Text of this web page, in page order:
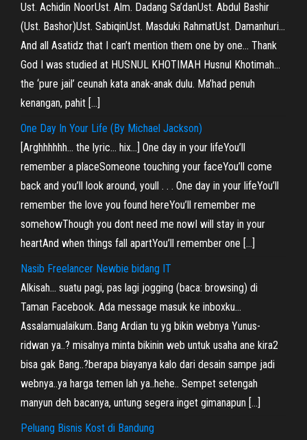
Ust. Achidin NoorUst. Alm. Dadang Sa’danUst. Abdul Bashir
(Ust. Bashor)Ust. SabiqinUst. Masduki RahmatUst. Damanhuri…
And all Asatidz that I can’t mention them one by one… Thank
God I was studied at HUSNUL KHOTIMAH Husnul Khotimah…
the ‘pure jail’ ceunah kata anak-anak dulu. Ma’had penuh
kenangan, pahit […]
One Day In Your Life (By Michael Jackson)
[Arghhhhhh… the lyric… hix…] One day in your lifeYou’ll
remember a placeSomeone touching your faceYou’ll come
back and you’ll look around, youll . . . One day in your lifeYou’ll
remember the love you found hereYou’ll remember me
somehowThough you dont need me nowI will stay in your
heartAnd when things fall apartYou’ll remember one […]
Nasib Freelancer Newbie bidang IT
Alkisah… suatu pagi, pas lagi jogging (baca: browsing) di
Taman Facebook. Ada message masuk ke inboxku…
Assalamualaikum..Bang Ardian tu yg bikin webnya Yunus-
ridwan ya..? misalnya minta bikinin web untuk usaha ane kira2
bisa gak Bang..?berapa biayanya kalo dari desain sampe jadi
webnya..ya harga temen lah ya..hehe.. Sempet setengah
manyun deh bacanya, untung segera inget gimanapun […]
Peluang Bisnis Kost di Bandung